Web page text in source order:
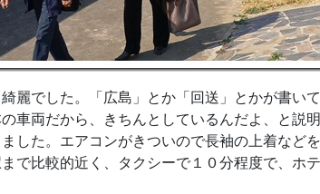
麗でした。「広島」とか「回送」とかが書
車両だから、きちんとしているんだよ、と
した。エアコンがきついので長袖の上着など
で比較的近く、タクシーで１０分程度で、